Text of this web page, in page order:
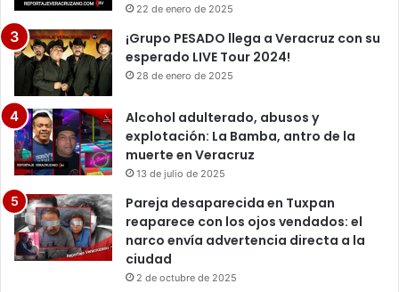
22 de enero de 2025
¡Grupo PESADO llega a Veracruz con su
esperado LIVE Tour 2024!
28 de enero de 2025
Alcohol adulterado, abusos y
explotación: La Bamba, antro de la
muerte en Veracruz
13 de julio de 2025
Pareja desaparecida en Tuxpan
reaparece con los ojos vendados: el
narco envía advertencia directa a la
ciudad
2 de octubre de 2025